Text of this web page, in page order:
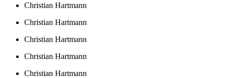
Christian Hartmann
Christian Hartmann
Christian Hartmann
Christian Hartmann
Christian Hartmann